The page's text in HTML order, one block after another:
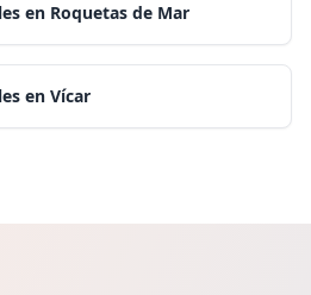
en Roquetas de Mar
en Vícar